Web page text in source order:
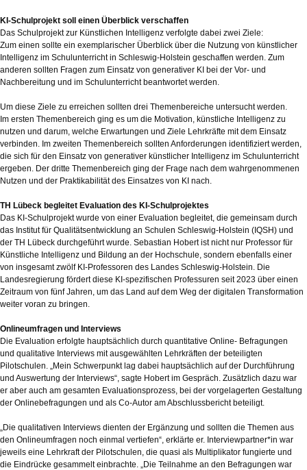
KI-Schulprojekt soll einen Überblick verschaffen
Das Schulprojekt zur Künstlichen Intelligenz verfolgte dabei zwei Ziele:
Zum einen sollte ein exemplarischer Überblick über die Nutzung von künstlicher
Intelligenz im Schulunterricht in Schleswig-Holstein geschaffen werden. Zum
anderen sollten Fragen zum Einsatz von generativer KI bei der Vor- und
Nachbereitung und im Schulunterricht beantwortet werden.
Um diese Ziele zu erreichen sollten drei Themenbereiche untersucht werden.
Im ersten Themenbereich ging es um die Motivation, künstliche Intelligenz zu
nutzen und darum, welche Erwartungen und Ziele Lehrkräfte mit dem Einsatz
verbinden. Im zweiten Themenbereich sollten Anforderungen identifiziert werden,
die sich für den Einsatz von generativer künstlicher Intelligenz im Schulunterricht
ergeben. Der dritte Themenbereich ging der Frage nach dem wahrgenommenen
Nutzen und der Praktikabilität des Einsatzes von KI nach.
TH Lübeck begleitet Evaluation des KI-Schulprojektes
Das KI-Schulprojekt wurde von einer Evaluation begleitet, die gemeinsam durch
das Institut für Qualitätsentwicklung an Schulen Schleswig-Holstein (IQSH) und
der TH Lübeck durchgeführt wurde. Sebastian Hobert ist nicht nur Professor für
Künstliche Intelligenz und Bildung an der Hochschule, sondern ebenfalls einer
von insgesamt zwölf KI-Professoren des Landes Schleswig-Holstein. Die
Landesregierung fördert diese KI-spezifischen Professuren seit 2023 über einen
Zeitraum von fünf Jahren, um das Land auf dem Weg der digitalen Transformation
weiter voran zu bringen.
Onlineumfragen und Interviews
Die Evaluation erfolgte hauptsächlich durch quantitative Online- Befragungen
und qualitative Interviews mit ausgewählten Lehrkräften der beteiligten
Pilotschulen. „Mein Schwerpunkt lag dabei hauptsächlich auf der Durchführung
und Auswertung der Interviews“, sagte Hobert im Gespräch. Zusätzlich dazu war
er aber auch am gesamten Evaluationsprozess, bei der vorgelagerten Gestaltung
der Onlinebefragungen und als Co-Autor am Abschlussbericht beteiligt.
„Die qualitativen Interviews dienten der Ergänzung und sollten die Themen aus
den Onlineumfragen noch einmal vertiefen“, erklärte er. Interviewpartner*in war
jeweils eine Lehrkraft der Pilotschulen, die quasi als Multiplikator fungierte und
die Eindrücke gesammelt einbrachte. „Die Teilnahme an den Befragungen war